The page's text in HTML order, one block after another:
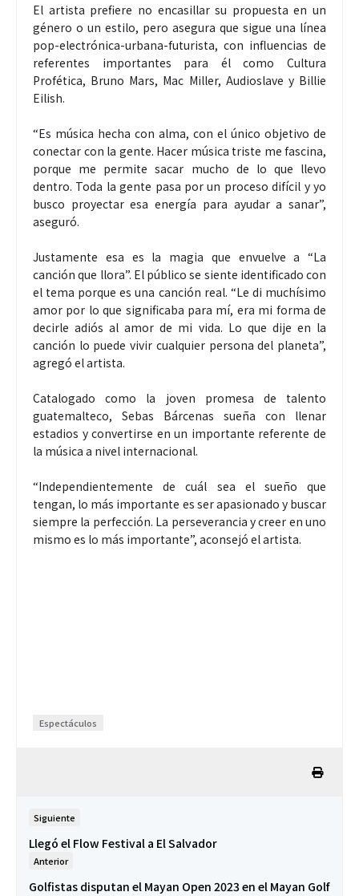
El artista prefiere no encasillar su propuesta en un
género o un estilo, pero asegura que sigue una línea
pop-electrónica-urbana-futurista, con influencias de
referentes importantes para él como Cultura
Profética, Bruno Mars, Mac Miller, Audioslave y Billie
Eilish.
“Es música hecha con alma, con el único objetivo de
conectar con la gente. Hacer música triste me fascina,
porque me permite sacar mucho de lo que llevo
dentro. Toda la gente pasa por un proceso difícil y yo
busco proyectar esa energía para ayudar a sanar”,
aseguró.
Justamente esa es la magia que envuelve a “La
canción que llora”. El público se siente identificado con
el tema porque es una canción real. “Le di muchísimo
amor por lo que significaba para mí, era mi forma de
decirle adiós al amor de mi vida. Lo que dije en la
canción lo puede vivir cualquier persona del planeta”,
agregó el artista.
Catalogado como la joven promesa de talento
guatemalteco, Sebas Bárcenas sueña con llenar
estadios y convertirse en un importante referente de
la música a nivel internacional.
“Independientemente de cuál sea el sueño que
tengan, lo más importante es ser apasionado y buscar
siempre la perfección. La perseverancia y creer en uno
mismo es lo más importante”, aconsejó el artista.
Espectáculos
Siguiente
Llegó el Flow Festival a El Salvador
Anterior
Golfistas disputan el Mayan Open 2023 en el Mayan Golf